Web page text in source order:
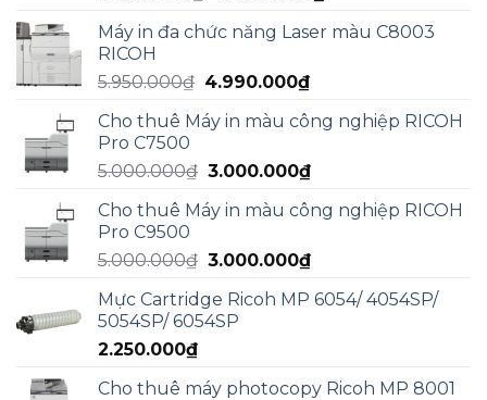
là:
tại
Máy in đa chức năng Laser màu C8003
RICOH
5.950.000₫ Giá
là:
4.990.000₫Giá
tại
4.990.000₫.
Cho thuê Máy in màu công nghiệp RICOH
Pro C7500
5.000.000₫ Giá
là:
3.000.000₫Giá
tại
3.000.000₫.
Cho thuê Máy in màu công nghiệp RICOH
Pro C9500
5.000.000₫ Giá
là:
5.000.000₫.
3.000.000₫Giá
tại
Mực Cartridge Ricoh MP 6054/ 4054SP/
5054SP/ 6054SP
2.250.000₫
Cho thuê máy photocopy Ricoh MP 8001